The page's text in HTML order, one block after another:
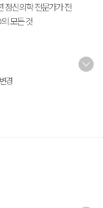
정신의학 전문가가 전
모든 것
변경